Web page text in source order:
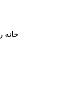
خانه رهن ويلا 6